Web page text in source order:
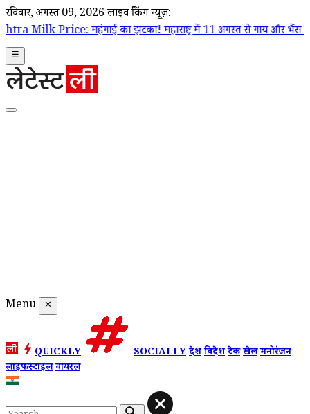
रविवार, अगस्त 09, 2026 लाइव ब्रेकिंग न्यूज़:
महंगाई का झटका! महाराष्ट्र में 11 अगस्त से गाय और भैंस का दूध ₹2 प्रति
☰
Menu ✕
QUICKLY SOCIALLYदेशविदेशटेकखेलमनोरंजन
लाइफस्टाइलवायरल